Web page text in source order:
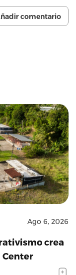
comentario
Ago 6, 2026
crea
Center